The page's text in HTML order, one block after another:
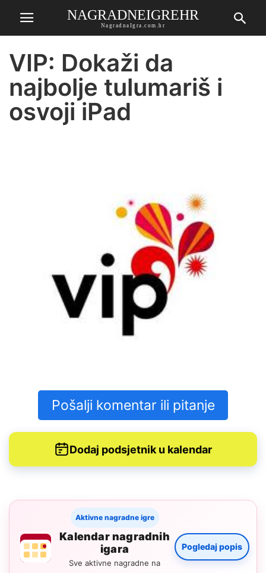
NAGRADNEIGREHR
NagradnaIgra.com.hr
VIP: Dokaži da
najbolje tulumariš i
osvoji iPad
Pošalji komentar ili pitanje
Dodaj podsjetnik u kalendar
Aktivne nagradne igre
Kalendar nagradnih
igara
Sve aktivne nagradne na
Pogledaj popis